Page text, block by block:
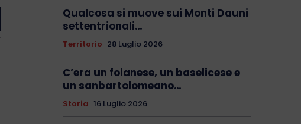
Qualcosa si muove sui Monti Dauni
settentrionali…
Territorio 28 Luglio 2026
C’era un foianese, un baselicese e
un sanbartolomeano…
Storia 16 Luglio 2026